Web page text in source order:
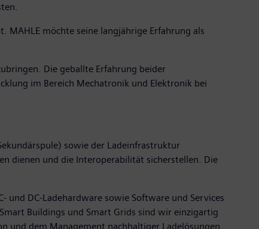
MAHLE möchte seine langjährige Erfahrung als
Die geballte Erfahrung beider
im Bereich Mechatronik und Elektronik bei
sowie der Ladeinfrastruktur
dienen und die Interoperabilität sicherstellen. Die
DC-Ladehardware sowie Software und Services
Buildings und Smart Grids sind wir einzigartig
und dem Management nachhaltiger Ladelösungen